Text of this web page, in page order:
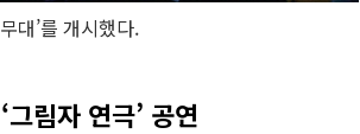
대’를 개시했다.
림자 연극’ 공연